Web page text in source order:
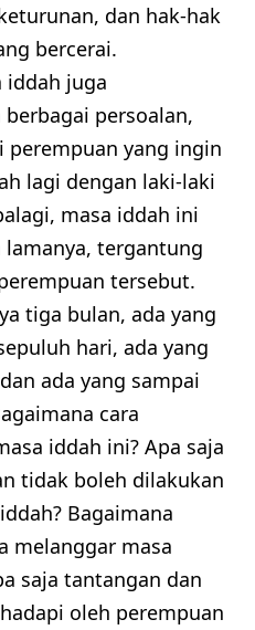
dan hak-hak
bercerai.
iddah juga
persoalan,
perempuan yang ingin
lagi dengan laki-laki
masa iddah ini
lamanya, tergantung
tersebut.
tiga bulan, ada yang
hari, ada yang
ada yang sampai
cara
iddah ini? Apa saja
tidak boleh dilakukan
Bagaimana
melanggar masa
saja tantangan dan
oleh perempuan